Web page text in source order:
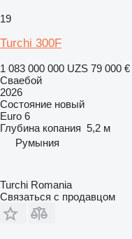
19
Turchi 300F
1 083 000 000 UZS 79 000 €
Сваебой
2026
Состояние новый
Euro 6
Глубина копания 5,2 м
Румыния
Turchi Romania
Связаться с продавцом